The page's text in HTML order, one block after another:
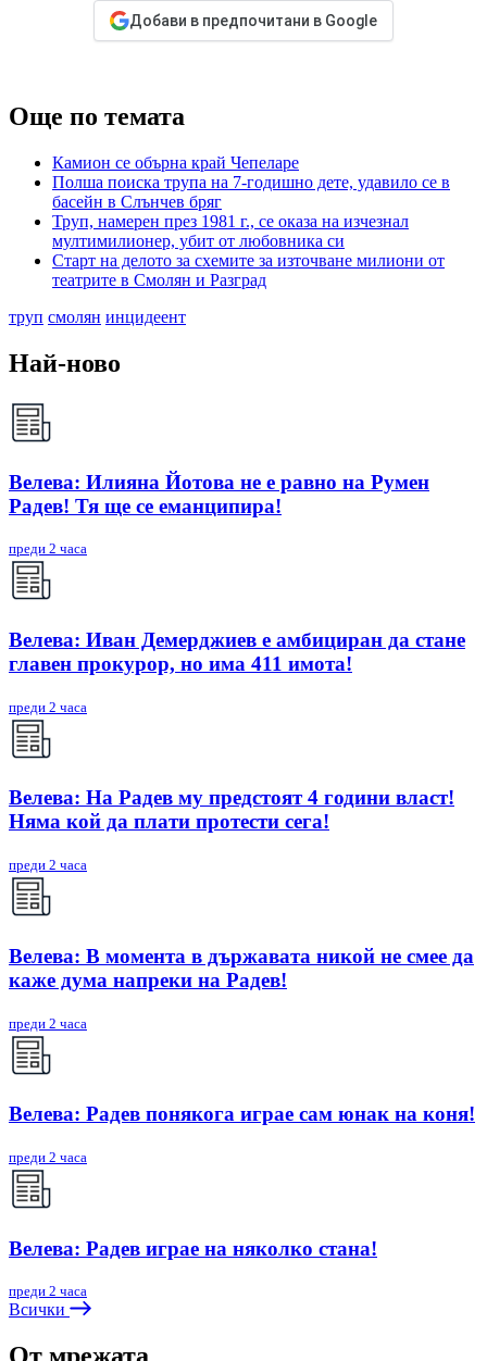
Добави в предпочитани в Google
Още по темата
Камион се обърна край Чепеларе
Полша поиска трупа на 7-годишно дете, удавило се в
басейн в Слънчев бряг
Труп, намерен през 1981 г., се оказа на изчезнал
мултимилионер, убит от любовника си
Старт на делото за схемите за източване милиони от
театрите в Смолян и Разград
труп смолян инцидеент
Най-ново
Велева: Илияна Йотова не е равно на Румен
Радев! Тя ще се еманципира!
преди 2 часа
Велева: Иван Демерджиев е амбициран да стане
главен прокурор, но има 411 имота!
преди 2 часа
Велева: На Радев му предстоят 4 години власт!
Няма кой да плати протести сега!
преди 2 часа
Велева: В момента в държавата никой не смее да
каже дума напреки на Радев!
преди 2 часа
Велева: Радев понякога играе сам юнак на коня!
преди 2 часа
Велева: Радев играе на няколко стана!
преди 2 часа
Всички